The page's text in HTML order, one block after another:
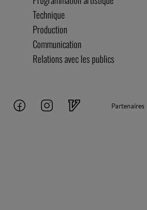
Technique
Production
Communication
Relations avec les publics
Partenaires